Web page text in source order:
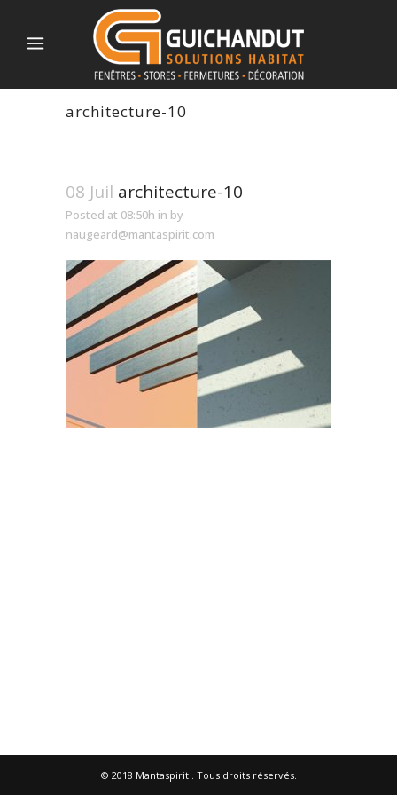
architecture-10
08 Juil architecture-10
Posted at 08:50h in by
naugeard@mantaspirit.com
© 2018 Mantaspirit. Tous droits réservés.